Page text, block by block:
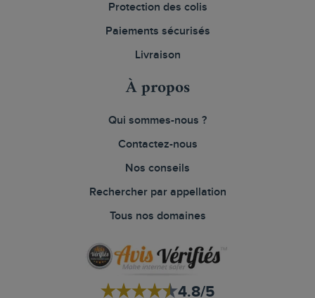
Protection des colis
Paiements sécurisés
Livraison
À propos
Qui sommes-nous ?
Contactez-nous
Nos conseils
Rechercher par appellation
Tous nos domaines
4.8/5